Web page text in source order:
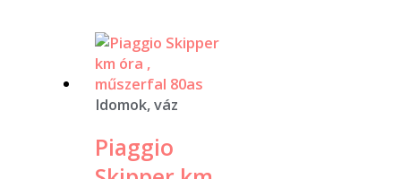
Idomok, váz
Piaggio